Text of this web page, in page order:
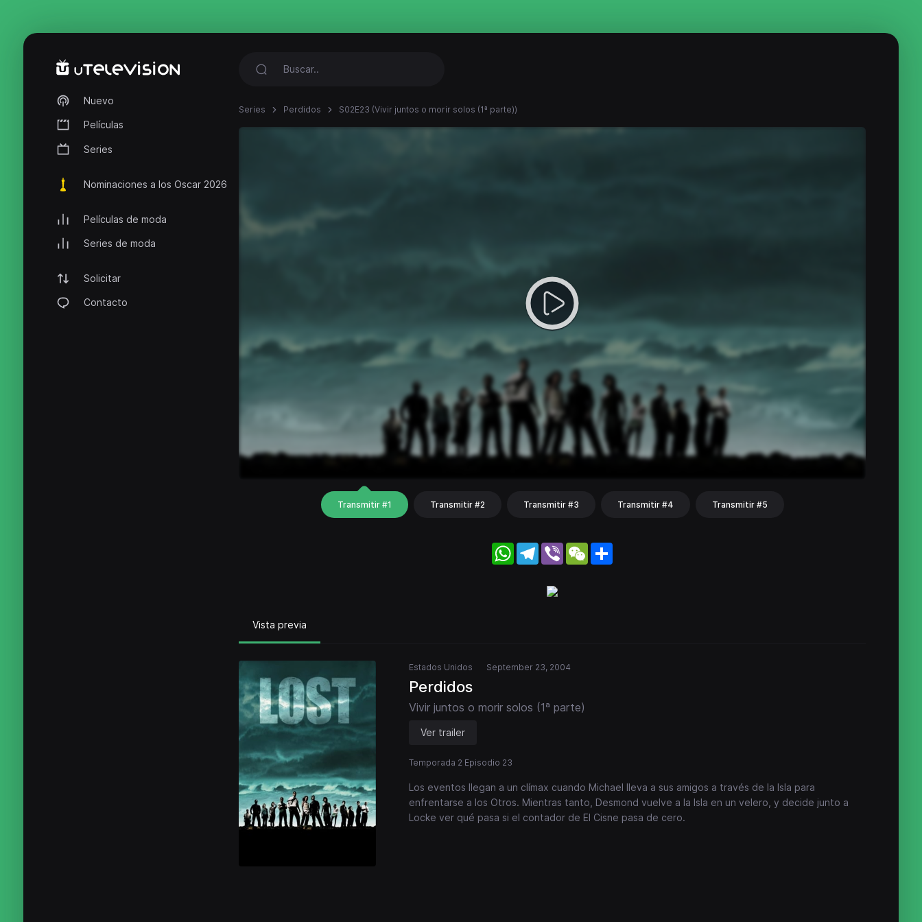
Nuevo
Películas
Series
Nominaciones a los Oscar 2026
Películas de moda
Series de moda
Solicitar
Contacto
Series Perdidos S02E23 (Vivir juntos o morir solos (1ª parte))
Transmitir #1 Transmitir #2 Transmitir #3 Transmitir #4 Transmitir #5
WhatsApp
Telegram
Viber WeChat
Vista previa
Estados Unidos September 23, 2004
Perdidos
Vivir juntos o morir solos (1ª parte)
Ver trailer
Temporada 2 Episodio 23
Los eventos llegan a un clímax cuando Michael lleva a sus amigos a través de la Isla para
enfrentarse a los Otros. Mientras tanto, Desmond vuelve a la Isla en un velero, y decide junto a
Locke ver qué pasa si el contador de El Cisne pasa de cero.